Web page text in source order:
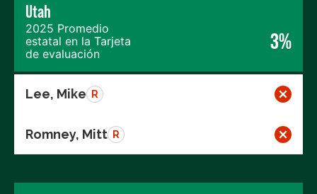
Utah
2025 Promedio
estatal en la Tarjeta
de evaluación
3%
Lee, Mike R
Romney, Mitt R